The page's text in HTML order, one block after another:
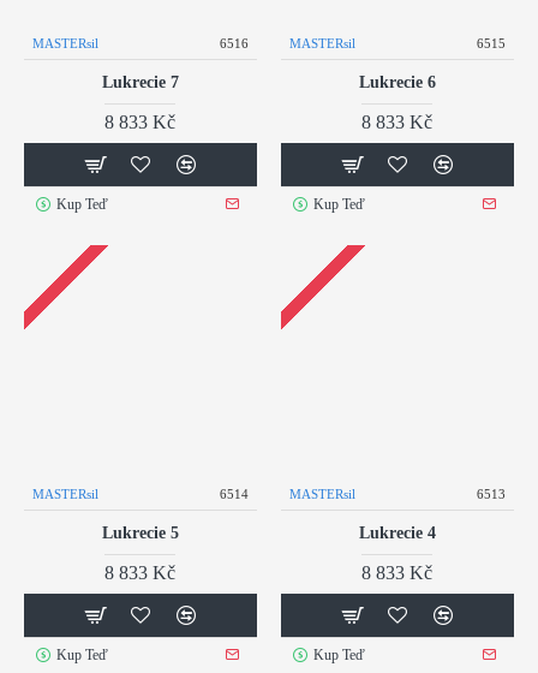
MASTERsil 6516
Lukrecie 7
8 833 Kč
Kup Teď
MASTERsil 6515
Lukrecie 6
8 833 Kč
Kup Teď
MASTERsil 6514
Lukrecie 5
8 833 Kč
Kup Teď
MASTERsil 6513
Lukrecie 4
8 833 Kč
Kup Teď